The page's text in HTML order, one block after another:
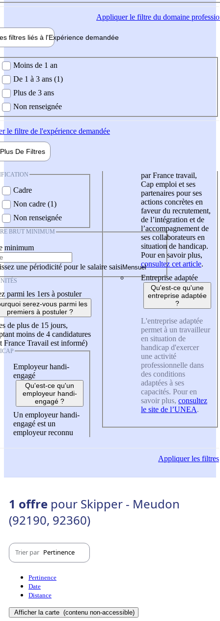
Appliquerle filtre du domaine
filtres liés à l'Expérience demandée
demandée
Moins de 1 an
De 1 à 3 ans (1)
Plus de 3 ans
Non renseignée
le filtre de l'expérience demandée
Plus De Filtres
Cadre
Non cadre (1)
Non renseignée
BRUT MINIMUM
minimum
une périodicité pour le salaire saisi
parmi les 1ers à postuler
serez-vous parmi les
premiers à postuler ?
de plus de 15 jours,
moins de 4 candidatures
France Travail est informé)
Employeur handi-
engagé
Qu'est-ce qu'un
employeur handi-
engagé ?
Un employeur handi-
engagé est un
employeur reconnu
par France travail,
Cap emploi et ses
partenaires pour ses
actions concrètes en
faveur du recrutement,
de l’intégration et de
l’accompagnement de
ses collaborateurs en
situation de handicap.
Pour en savoir plus,
consultez cet article.
Entreprise adaptée
Qu'est-ce qu'une
entreprise adaptée
?
L'entreprise adaptée
permet à un travailleur
en situation de
handicap d'exercer
une activité
professionnelle dans
des conditions
adaptées à ses
capacités. Pour en
savoir plus, consultez
le site de l’UNEA.
Appliquerles filtres
1 offre pour Skipper - Meudon
(92190, 92360)
Trier par Pertinence
Pertinence
Date
Distance
Afficher la carte (contenu non-accessible)